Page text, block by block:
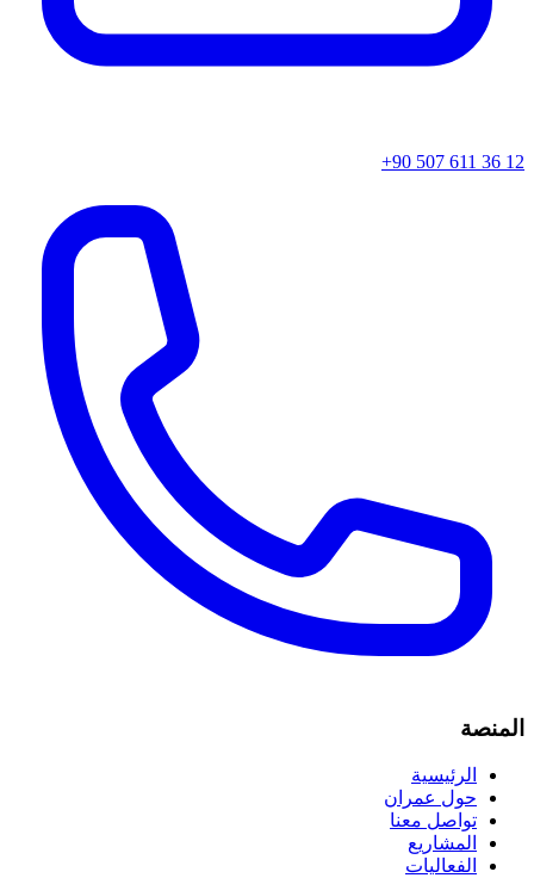
+90 507 611 36 12
المنصة
الرئيسية
حول عمران
تواصل معنا
المشاريع
الفعاليات